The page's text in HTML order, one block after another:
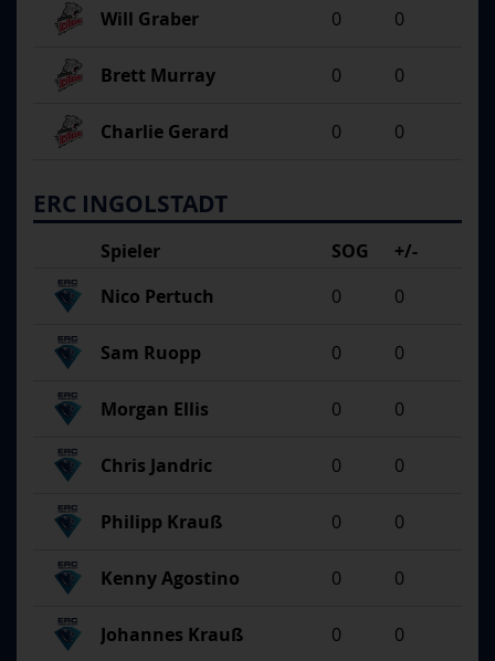
Will Graber 0 0
Brett Murray 0 0
Charlie Gerard 0 0
ERC INGOLSTADT
Spieler SOG
+/-
Nico Pertuch
0 0
Sam Ruopp 0 0
Morgan Ellis 0 0
Chris Jandric 0 0
Philipp Krauß 0 0
Kenny Agostino 0 0
Johannes Krauß 0 0